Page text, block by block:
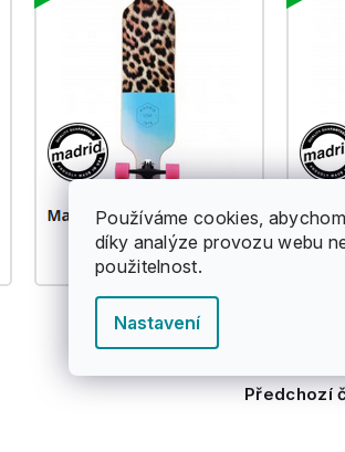
Používáme cookies,
díky analýze provozu webu
použitelnost.
Nastavení
Předchozí